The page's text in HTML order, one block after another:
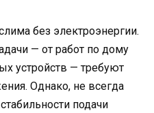
без электроэнергии.
— от работ по дому
устройств — требуют
Однако, не всегда
подачи